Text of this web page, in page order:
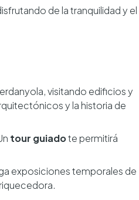
de la tranquilidad y el
visitando edificios y
y la historia de
tour guiadote permitirá
exposiciones temporales de